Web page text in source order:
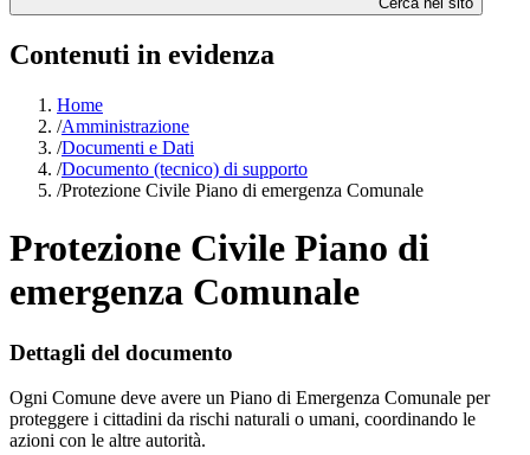
Contenuti in evidenza
Home
/Amministrazione
/Documenti e Dati
/Documento (tecnico) di supporto
/Protezione Civile Piano di emergenza Comunale
Protezione Civile Piano di
emergenza Comunale
Dettagli del documento
Ogni Comune deve avere un Piano di Emergenza Comunale per
proteggere i cittadini da rischi naturali o umani, coordinando le
azioni con le altre autorità.